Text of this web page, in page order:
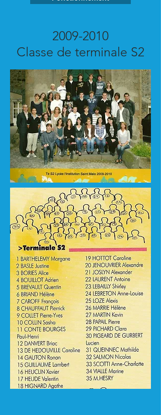
2009-2010
Classe de terminale S2